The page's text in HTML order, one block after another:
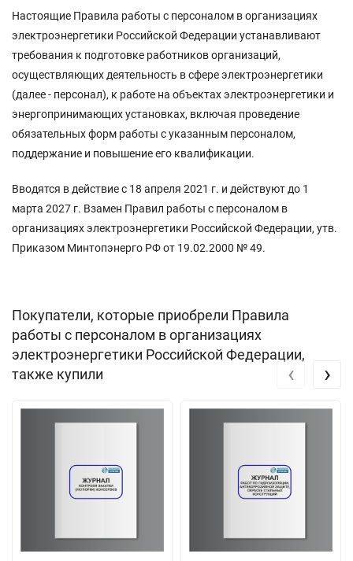
Настоящие Правила работы с персоналом в организациях
электроэнергетики Российской Федерации устанавливают
требования к подготовке работников организаций,
осуществляющих деятельность в сфере электроэнергетики
(далее - персонал), к работе на объектах электроэнергетики и
энергопринимающих установках, включая проведение
обязательных форм работы с указанным персоналом,
поддержание и повышение его квалификации.
Вводятся в действие с 18 апреля 2021 г. и действуют до 1
марта 2027 г. Взамен Правил работы с персоналом в
организациях электроэнергетики Российской Федерации, утв.
Приказом Минтопэнерго РФ от 19.02.2000 № 49.
Покупатели, которые приобрели Правила
работы с персоналом в организациях
электроэнергетики Российской Федерации,
также купили
‹ ›